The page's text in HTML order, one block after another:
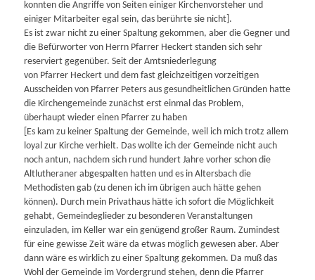
konnten die Angriffe von Seiten einiger Kirchenvorsteher und
einiger Mitarbeiter egal sein, das berührte sie nicht].
Es ist zwar nicht zu einer Spaltung gekommen, aber die Gegner und
die Befürworter von Herrn Pfarrer Heckert standen sich sehr
reserviert gegenüber. Seit der Amtsniederlegung
von Pfarrer Heckert und dem fast gleichzeitigen vorzeitigen
Ausscheiden von Pfarrer Peters aus gesundheitlichen Gründen hatte
die Kirchengemeinde zunächst erst einmal das Problem,
überhaupt wieder einen Pfarrer zu haben
[Es kam zu keiner Spaltung der Gemeinde, weil ich mich trotz allem
loyal zur Kirche verhielt. Das wollte ich der Gemeinde nicht auch
noch antun, nachdem sich rund hundert Jahre vorher schon die
Altlutheraner abgespalten hatten und es in Altersbach die
Methodisten gab (zu denen ich im übrigen auch hätte gehen
können). Durch mein Privathaus hätte ich sofort die Möglichkeit
gehabt, Gemeindeglieder zu besonderen Veranstaltungen
einzuladen, im Keller war ein genügend großer Raum. Zumindest
für eine gewisse Zeit wäre da etwas möglich gewesen aber. Aber
dann wäre es wirklich zu einer Spaltung gekommen. Da muß das
Wohl der Gemeinde im Vordergrund stehen, denn die Pfarrer